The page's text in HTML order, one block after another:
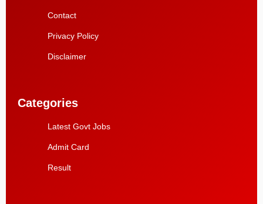
Contact
Privacy Policy
Disclaimer
Categories
Latest Govt Jobs
Admit Card
Result